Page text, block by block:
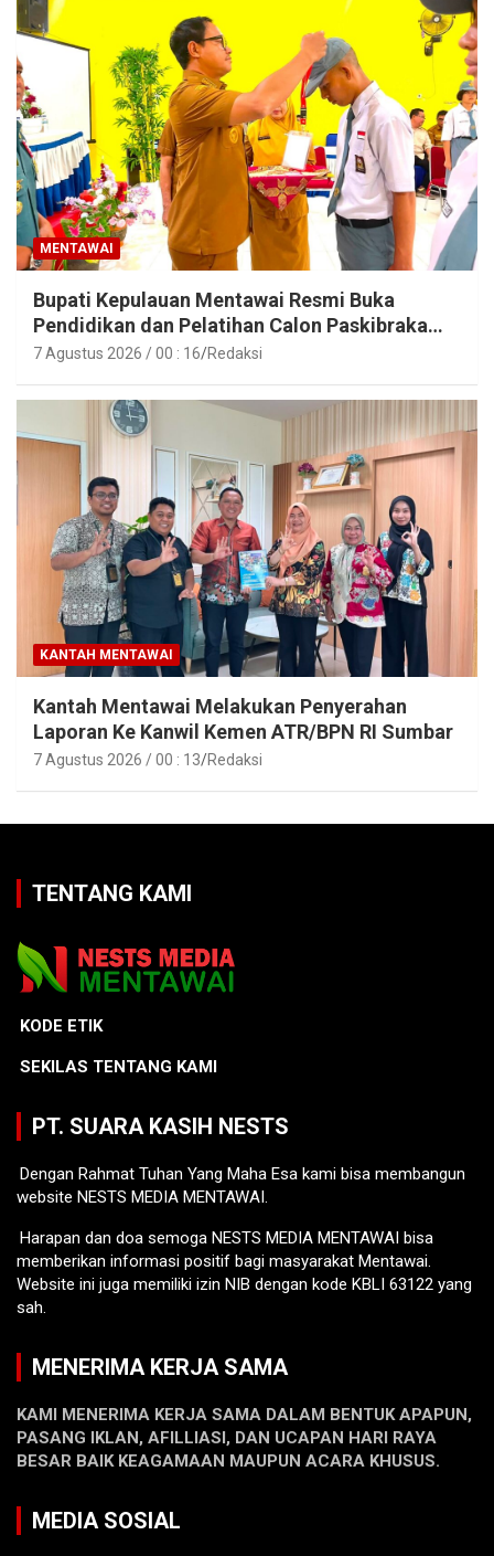
MENTAWAI
Bupati Kepulauan Mentawai Resmi Buka
Pendidikan dan Pelatihan Calon Paskibraka
Tahun 2026
7 Agustus 2026 / 00 : 16 Redaksi
KANTAH MENTAWAI
Kantah Mentawai Melakukan Penyerahan
Laporan Ke Kanwil Kemen ATR/BPN RI Sumbar
7 Agustus 2026 / 00 : 13 Redaksi
TENTANG KAMI
KODE ETIK
SEKILAS TENTANG KAMI
PT. SUARA KASIH NESTS
Dengan Rahmat Tuhan Yang Maha Esa kami bisa membangun
website NESTS MEDIA MENTAWAI.
Harapan dan doa semoga NESTS MEDIA MENTAWAI bisa
memberikan informasi positif bagi masyarakat Mentawai.
Website ini juga memiliki izin NIB dengan kode KBLI 63122 yang
sah.
MENERIMA KERJA SAMA
KAMI MENERIMA KERJA SAMA DALAM BENTUK APAPUN,
PASANG IKLAN, AFILLIASI, DAN UCAPAN HARI RAYA
BESAR BAIK KEAGAMAAN MAUPUN ACARA KHUSUS.
MEDIA SOSIAL